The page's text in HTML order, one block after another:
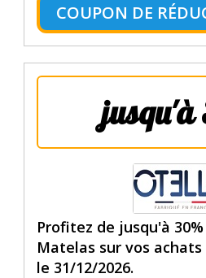
COUPON DE
jusqu'à
Profitez de jusqu'à
Matelas sur vos
le 31/12/2026.